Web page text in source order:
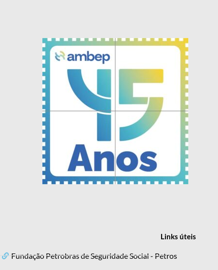
Linksúteis
Fundação Petrobras de Seguridade Social - Petros